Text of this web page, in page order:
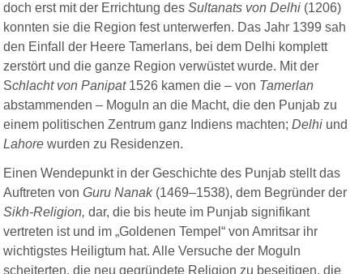
doch erst mit der Errichtung desSultanats von Delhi (1206)
konnten sie die Region fest unterwerfen. Das Jahr 1399 sah
den Einfall der Heere Tamerlans, bei dem Delhi komplett
zerstört und die ganze Region verwüstet wurde. Mit der
Schlacht von Panipat 1526 kamen die – von Tamerlan
abstammenden – Moguln an die Macht, die den Punjab zu
einem politischen Zentrum ganz Indiens machten;Delhi und
Lahore wurden zu Residenzen.
Einen Wendepunkt in der Geschichte des Punjab stellt das
Auftreten vonGuru Nanak (1469–1538), dem Begründer der
Sikh-Religion,dar, die bis heute im Punjab signifikant
vertreten ist und im „Goldenen Tempel“ von Amritsar ihr
wichtigstes Heiligtum hat. Alle Versuche der Moguln
scheiterten, die neu gegründete Religion zu beseitigen, die